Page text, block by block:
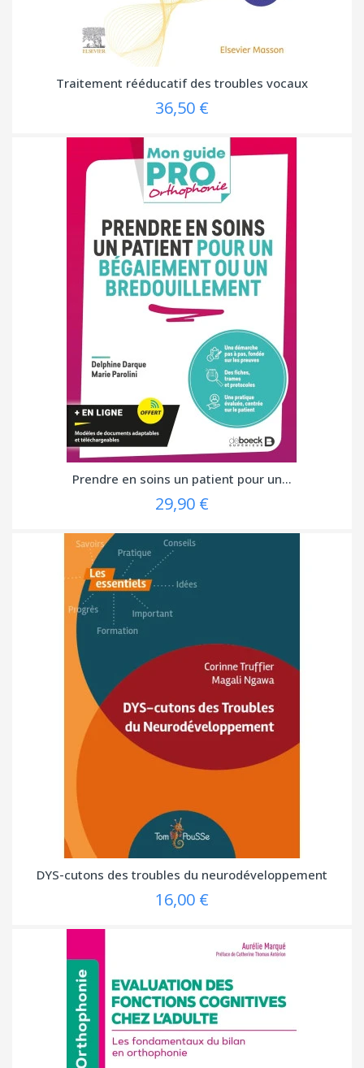
Traitement rééducatif des troubles vocaux
36,50 €
Prendre en soins un patient pour un...
29,90 €
DYS-cutons des troubles du neurodéveloppement
16,00 €